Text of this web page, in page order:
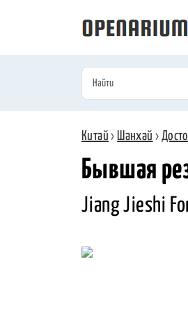
Китай › Шанхай ›
Бывшая
Jiang Jieshi